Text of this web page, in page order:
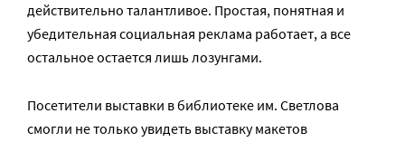
действительно талантливое. Простая, понятная и
убедительная социальная реклама работает, а все
остальное остается лишь лозунгами.
Посетители выставки в библиотеке им. Светлова
смогли не только увидеть выставку макетов